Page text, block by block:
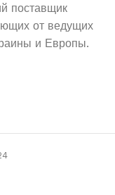
поставщик
от ведущих
и Европы.